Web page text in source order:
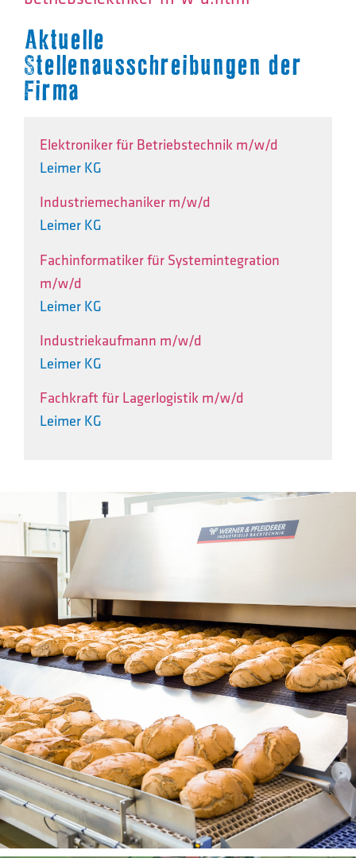
Aktuelle
Stellenausschreibungen der
Firma
Elektroniker für Betriebstechnik m/w/d
Leimer KG
Industriemechaniker m/w/d
Leimer KG
Fachinformatiker für Systemintegration
m/w/d
Leimer KG
Industriekaufmann m/w/d
Leimer KG
Fachkraft für Lagerlogistik m/w/d
Leimer KG